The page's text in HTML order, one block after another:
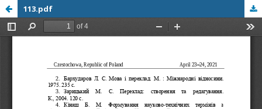
113.pdf